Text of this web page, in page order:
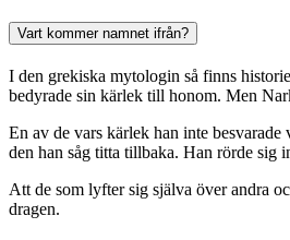
Vart kommer namnet ifrån?
I den grekiska mytologin så finns
bedyrade sin kärlek till honom. Men
En av de vars kärlek han inte
den han såg titta tillbaka. Han rörde sig
Att de som lyfter sig själva över andra
dragen.